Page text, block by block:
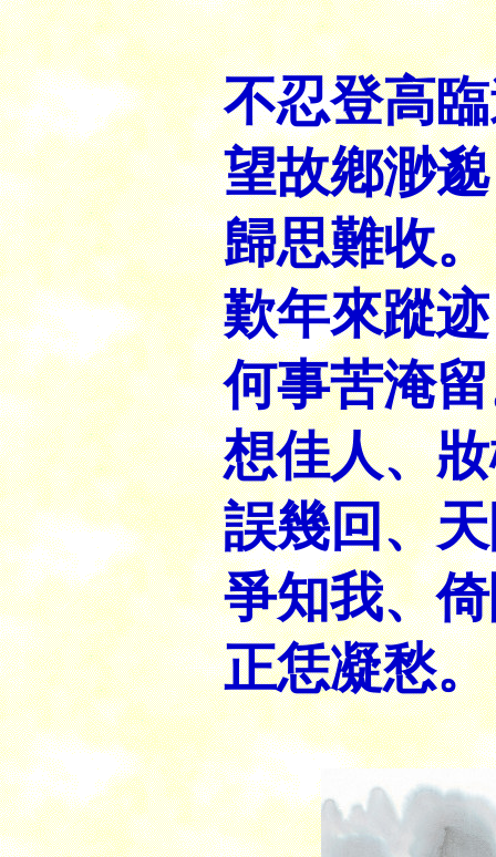
不忍登高
望故鄕渺
歸思難收。
歎年來蹤
何事苦淹
想佳人、
誤幾回、
爭知我、
正恁凝愁。